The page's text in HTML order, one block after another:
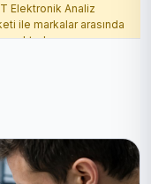
Elektronik Analiz
ile markalar arasında